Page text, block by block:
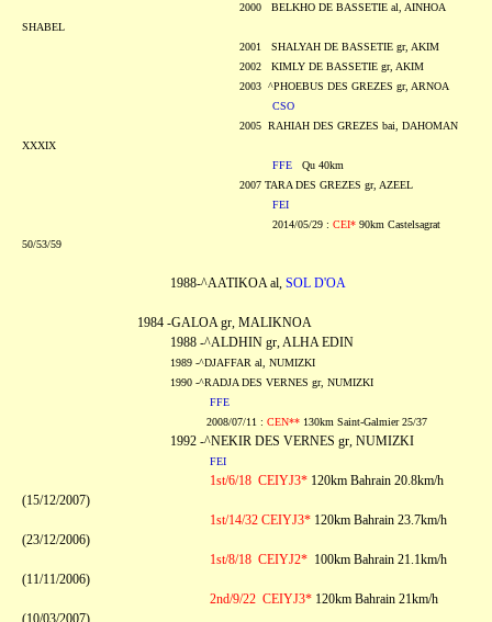
2000 BELKHO DE BASSETIE al, AINHOA
SHABEL
2001 SHALYAH DE BASSETIE gr, AKIM
2002 KIMLY DE BASSETIE gr, AKIM
2003 ^PHOEBUS DES GREZES gr, ARNOA
CSO
2005 RAHIAH DES GREZES bai, DAHOMAN
XXXIX
FFE Qu 40km
2007 TARA DES GREZES gr, AZEEL
FEI
2014/05/29 : CEI* 90km Castelsagrat
50/53/59
1988-^AATIKOA al, SOL D'OA
1984 -GALOA gr, MALIKNOA
1988 -^ALDHIN gr, ALHA EDIN
1989 -^DJAFFAR al, NUMIZKI
1990 -^RADJA DES VERNES gr, NUMIZKI
FFE
2008/07/11 : CEN** 130km Saint-Galmier 25/37
1992 -^NEKIR DES VERNES gr, NUMIZKI
FEI
1st/6/18 CEIYJ3* 120km Bahrain 20.8km/h
(15/12/2007)
1st/14/32 CEIYJ3* 120km Bahrain 23.7km/h
(23/12/2006)
1st/8/18 CEIYJ2* 100km Bahrain 21.1km/h
(11/11/2006)
2nd/9/22 CEIYJ3* 120km Bahrain 21km/h